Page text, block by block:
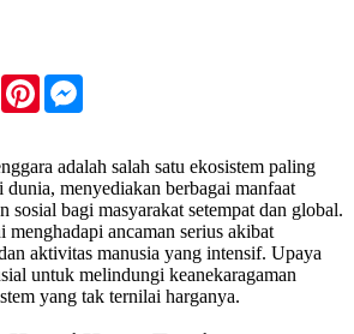
WhatsApp
Pinterest
adalah salah satu ekosistem paling
dunia, menyediakan berbagai manfaat
sosial bagi masyarakat setempat dan global.
ancaman serius akibat
aktivitas manusia yang intensif. Upaya
untuk melindungi keanekaragaman
yang tak ternilai harganya.